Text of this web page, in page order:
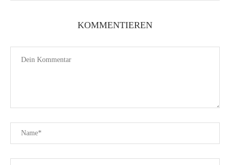
KOMMENTIEREN